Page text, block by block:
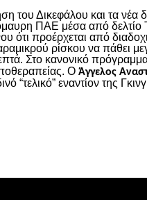
Δικεφάλου και τα νέα
ΠΑΕ μέσα από δελτίο
ότι προέρχεται από
ρίσκου να πάθει
Στο κανονικό
Ο Άγγελος
“τελικό” εναντίον της